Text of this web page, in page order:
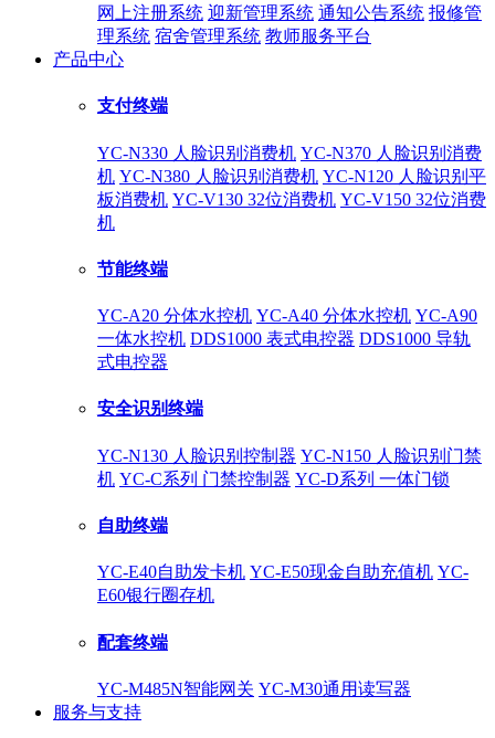
网上注册系统 迎新管理系统 通知公告系统 报修管
理系统 宿舍管理系统 教师服务平台
产品中心
支付终端
YC-N330 人脸识别消费机 YC-N370 人脸识别消费
机 YC-N380 人脸识别消费机 YC-N120 人脸识别平
板消费机 YC-V130 32位消费机 YC-V150 32位消费
机
节能终端
YC-A20 分体水控机 YC-A40 分体水控机 YC-A90
一体水控机 DDS1000 表式电控器 DDS1000 导轨
式电控器
安全识别终端
YC-N130 人脸识别控制器 YC-N150 人脸识别门禁
机 YC-C系列 门禁控制器 YC-D系列 一体门锁
自助终端
YC-E40自助发卡机 YC-E50现金自助充值机 YC-
E60银行圈存机
配套终端
YC-M485N智能网关 YC-M30通用读写器
服务与支持